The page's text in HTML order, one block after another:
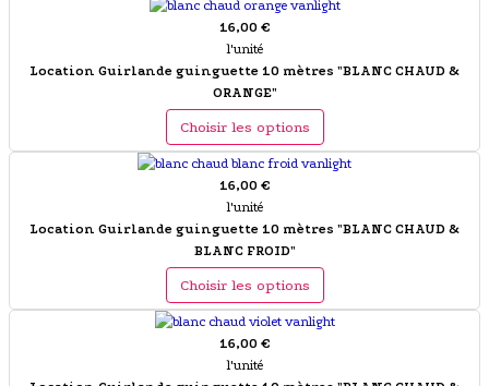
16,00 €
l'unité
Location Guirlande guinguette 10 mètres "BLANC CHAUD &
ORANGE"
Choisir les options
16,00 €
l'unité
Location Guirlande guinguette 10 mètres "BLANC CHAUD &
BLANC FROID"
Choisir les options
16,00 €
l'unité